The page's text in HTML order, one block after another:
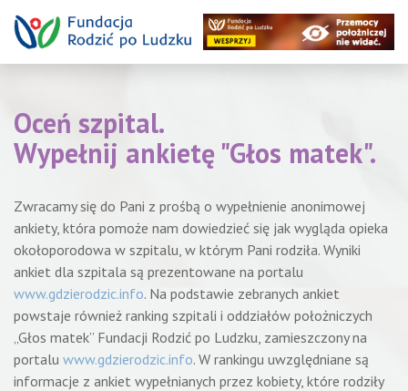
Oceń szpital.
Wypełnij ankietę "Głos matek".
Zwracamy się do Pani z prośbą o wypełnienie anonimowej
ankiety, która pomoże nam dowiedzieć się jak wygląda opieka
okołoporodowa w szpitalu, w którym Pani rodziła. Wyniki
ankiet dla szpitala są prezentowane na portalu
www.gdzierodzic.info. Na podstawie zebranych ankiet
powstaje również ranking szpitali i oddziałów położniczych
„Głos matek” Fundacji Rodzić po Ludzku, zamieszczony na
portalu www.gdzierodzic.info. W rankingu uwzględniane są
informacje z ankiet wypełnianych przez kobiety, które rodziły